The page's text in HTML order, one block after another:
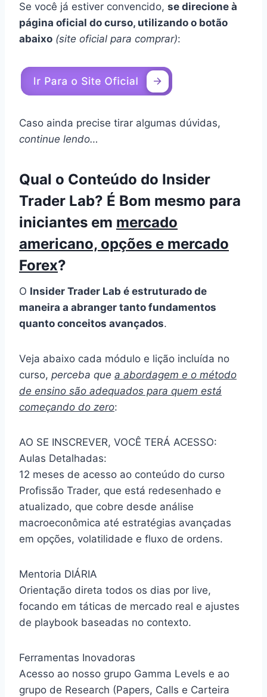
Se você já estiver convencido, se direcione à
página oficial do curso, utilizando o botão
abaixo (site oficial para comprar):
Caso ainda precise tirar algumas dúvidas,
continue lendo…
Qual o Conteúdo do Insider
Trader Lab? É Bom mesmo para
iniciantes em mercado
americano, opções e mercado
Forex?
O Insider Trader Lab é estruturado de
maneira a abranger tanto fundamentos
quanto conceitos avançados.
Veja abaixo cada módulo e lição incluída no
curso, perceba que a abordagem e o método
de ensino são adequados para quem está
começando do zero:
AO SE INSCREVER, VOCÊ TERÁ ACESSO:
Aulas Detalhadas:
12 meses de acesso ao conteúdo do curso
Profissão Trader, que está redesenhado e
atualizado, que cobre desde análise
macroeconômica até estratégias avançadas
em opções, volatilidade e fluxo de ordens.
Mentoria DIÁRIA
Orientação direta todos os dias por live,
focando em táticas de mercado real e ajustes
de playbook baseadas no contexto.
Ferramentas Inovadoras
Acesso ao nosso grupo Gamma Levels e ao
grupo de Research (Papers, Calls e Carteira